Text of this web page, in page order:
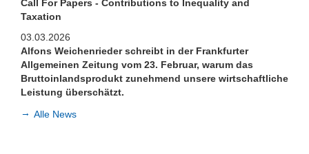
Call For Papers - Contributions to Inequality and
Taxation
03.03.2026
Alfons Weichenrieder schreibt in der Frankfurter
Allgemeinen Zeitung vom 23. Februar, warum das
Bruttoinlandsprodukt zunehmend unsere wirtschaftliche
Leistung überschätzt.
Alle News